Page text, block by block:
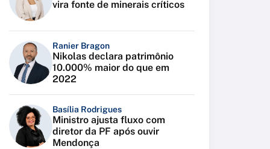
vira fonte de minerais críticos
Ranier Bragon
Nikolas declara patrimônio
10.000% maior do que em
2022
Basília Rodrigues
Ministro ajusta fluxo com
diretor da PF após ouvir
Mendonça